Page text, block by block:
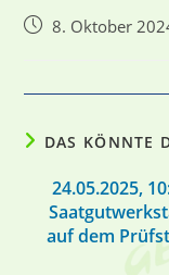
Beitrag8. Oktober
DAS KÖNNTE
24.05.2025,
auf dem